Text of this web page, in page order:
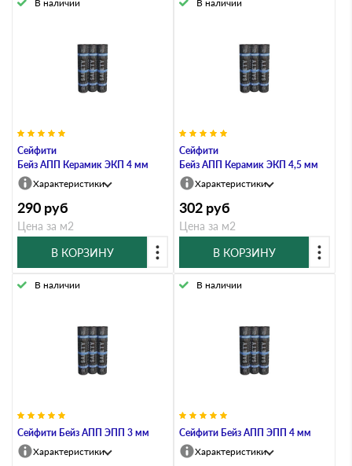
Сейфити
Бейз АПП Керамик ЭКП 4 мм
В наличии
Характеристики
290 руб
Цена за м2
В КОРЗИНУ
Сейфити
Бейз АПП Керамик ЭКП 4,5 мм
В наличии
Характеристики
302 руб
Цена за м2
В КОРЗИНУ
Сейфити Бейз АПП ЭПП 3 мм
В наличии
Характеристики
Сейфити Бейз АПП ЭПП 4 мм
В наличии
Характеристики